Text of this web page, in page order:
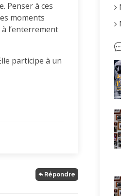
Penser à ces
moments
l’enterrement
participe à un
Répondre